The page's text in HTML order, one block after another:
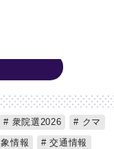
衆院選2026
クマ
情報
交通情報